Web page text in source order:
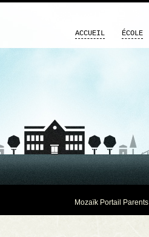
ACCUEIL ÉCOLE
Mozaïk Portail Parents